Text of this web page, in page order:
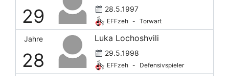
29 28.5.1997
EFFzeh - Torwart
Jahre
28
Luka Lochoshvili
29.5.1998
EFFzeh - Defensivspieler